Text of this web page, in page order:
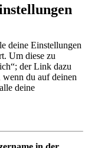
deine Einstellungen
Um diese zu
der Link dazu
du auf deinen
deine